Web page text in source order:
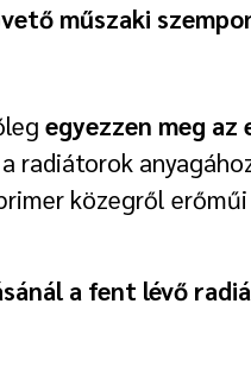
műszaki
egyezzen meg
közegről
a fent lévő